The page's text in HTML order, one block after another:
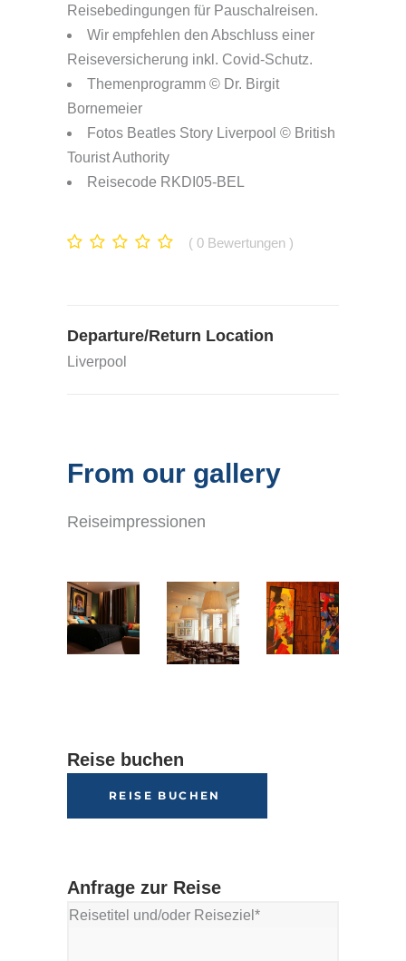
Reisebedingungen für Pauschalreisen.
Wir empfehlen den Abschluss einer
Reiseversicherung inkl. Covid-Schutz.
Themenprogramm © Dr. Birgit
Bornemeier
Fotos Beatles Story Liverpool © British
Tourist Authority
Reisecode RKDI05-BEL
0 Bewertungen
Departure/Return Location
Liverpool
From our gallery
Reiseimpressionen
Reise buchen
REISE BUCHEN
Anfrage zur Reise
Reisetitel und/oder Reiseziel*